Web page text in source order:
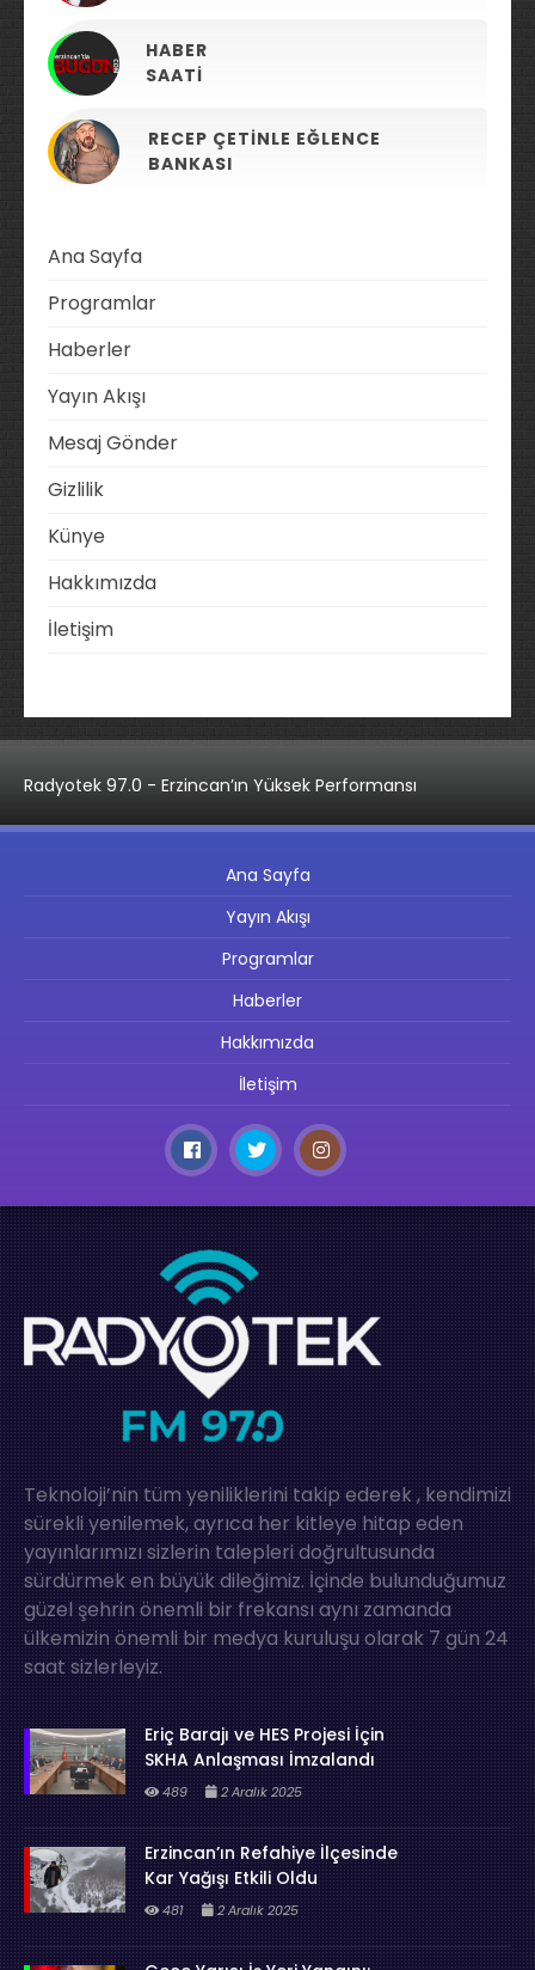
HABER
SAATI
RECEP ÇETINLE EĞLENCE
BANKASI
Ana Sayfa
Programlar
Haberler
Yayın Akışı
Mesaj Gönder
Gizlilik
Künye
Hakkımızda
İletişim
Radyotek 97.0 - Erzincan’ın Yüksek Performansı
Ana Sayfa
Yayın Akışı
Programlar
Haberler
Hakkımızda
İletişim
Teknoloji’nin tüm yeniliklerini takip ederek , kendimizi
sürekli yenilemek, ayrıca her kitleye hitap eden
yayınlarımızı sizlerin talepleri doğrultusunda
sürdürmek en büyük dileğimiz. İçinde bulunduğumuz
güzel şehrin önemli bir frekansı aynı zamanda
ülkemizin önemli bir medya kuruluşu olarak 7 gün 24
saat sizlerleyiz.
Eriç Barajı ve HES Projesi İçin
SKHA Anlaşması İmzalandı
489 2 Aralık 2025
Erzincan’ın Refahiye İlçesinde
Kar Yağışı Etkili Oldu
481 2 Aralık 2025